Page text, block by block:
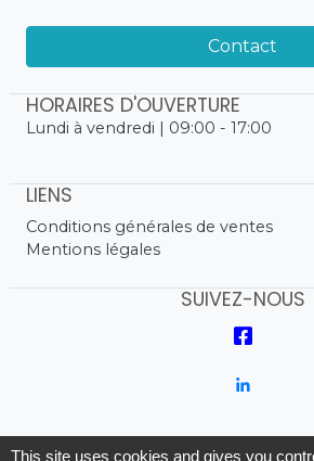
Contact
HORAIRES D'OUVERTURE
Lundi à vendredi | 09:00 - 17:00
LIENS
Conditions générales de ventes
Mentions légales
SUIVEZ-NOUS
This site uses cookies and gives you